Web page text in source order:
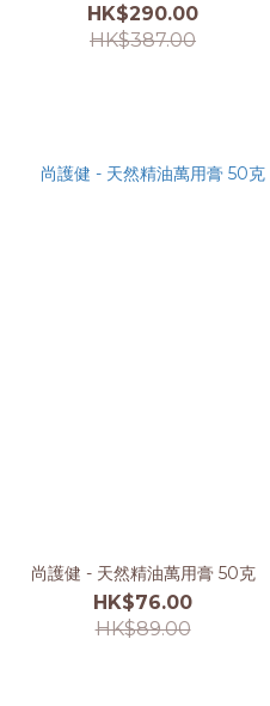
HK$290.00
HK$387.00
尚護健 - 天然精油萬用膏 50克
HK$76.00
HK$89.00